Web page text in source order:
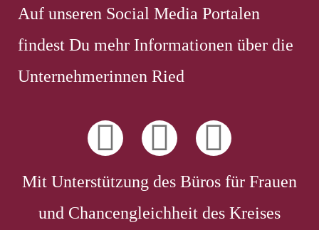
Auf unseren Social Media Portalen
findest Du mehr Informationen über die
Unternehmerinnen Ried
Mit Unterstützung des Büros für Frauen
und Chancengleichheit des Kreises